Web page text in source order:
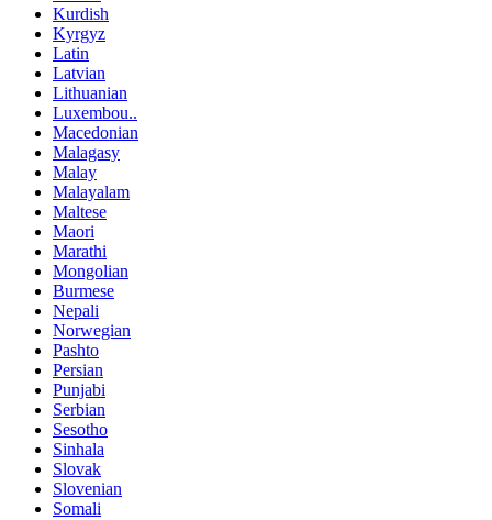
Kurdish
Kyrgyz
Latin
Latvian
Lithuanian
Luxembou..
Macedonian
Malagasy
Malay
Malayalam
Maltese
Maori
Marathi
Mongolian
Burmese
Nepali
Norwegian
Pashto
Persian
Punjabi
Serbian
Sesotho
Sinhala
Slovak
Slovenian
Somali